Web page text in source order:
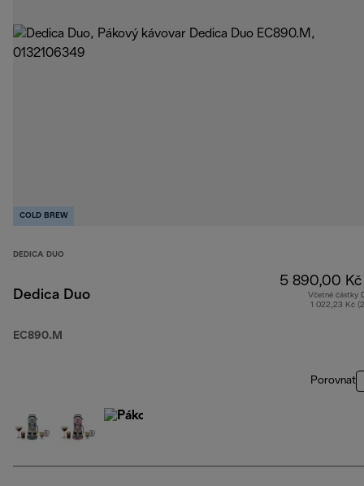
COLD BREW
DEDICA DUO
Dedica Duo
EC890.M
5 890,00 Kč
Včetně částky
1 022,23 Kč
Porovnat